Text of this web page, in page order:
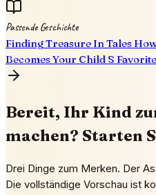
Passende Geschichte
Finding Treasure In Tales
Becomes Your Child S
Bereit, Ihr Kind
machen? Starten
Drei Dinge zum Merken. Der
Die vollständige Vorschau ist